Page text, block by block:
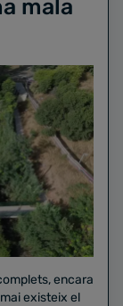
mala
encara
existeix el